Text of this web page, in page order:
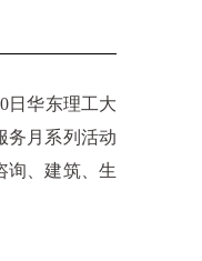
日华东理工大
务月系列活动
询、建筑、生